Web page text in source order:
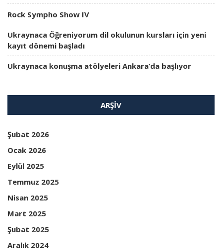
Rock Sympho Show IV
Ukraynaca Öğreniyorum dil okulunun kursları için yeni
kayıt dönemi başladı
Ukraynaca konuşma atölyeleri Ankara’da başlıyor
ARŞIV
Şubat 2026
Ocak 2026
Eylül 2025
Temmuz 2025
Nisan 2025
Mart 2025
Şubat 2025
Aralık 2024